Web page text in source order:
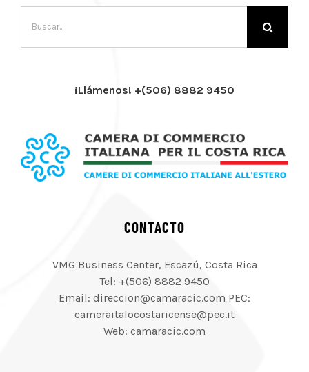
¡Llámenos! +(506) 8882 9450
CONTACTO
VMG Business Center, Escazú, Costa Rica
Tel: +(506) 8882 9450
Email: direccion@camaracic.com PEC:
cameraitalocostaricense@pec.it
Web: camaracic.com